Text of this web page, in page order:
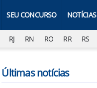
SEU CONCURSO NOTÍCIAS
RJ RN RO RR RS
Últimas notícias